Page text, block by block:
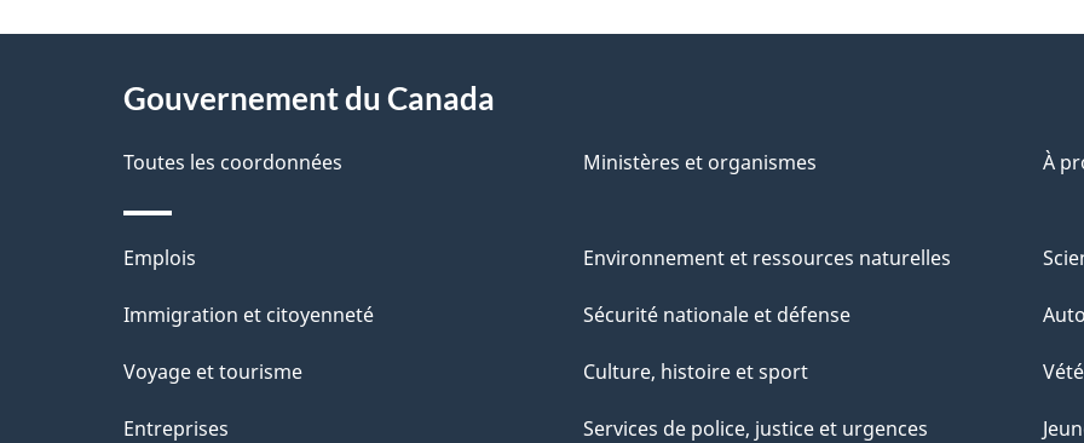
D
é
t
a
i
l
d
e
l
Gouvernement du Canada
Toutes les coordonnées Ministères et organismes À
Thèmes
et
Emplois
Immigration et citoyenneté
Voyage et tourisme
Entreprises
Environnement et ressources naturelles
Sécurité nationale et défense
Culture, histoire et sport
Services de police, justice et urgences